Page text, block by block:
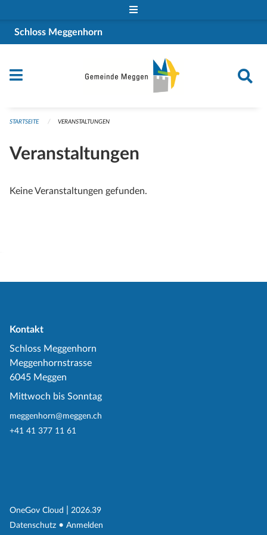
Schloss Meggenhorn
STARTSEITE VERANSTALTUNGEN
Veranstaltungen
Keine Veranstaltungen gefunden.
Kontakt
Schloss Meggenhorn
Meggenhornstrasse
6045 Meggen
Mittwoch bis Sonntag
meggenhorn@meggen.ch
+41 41 377 11 61
OneGov Cloud (External Link)
2026.39
Datenschutz (External Link)
Anmelden